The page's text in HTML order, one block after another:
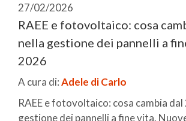
27/02/2026
RAEE e fotovoltaico: cosa
nella gestione dei pannelli a
2026
A cura di:Adele di Carlo
RAEE e fotovoltaico: cosa cambia
gestione dei pannelli a fine vita.